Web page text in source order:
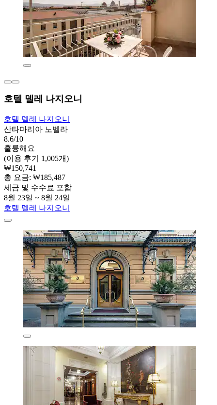
호텔 델레 나지오니
호텔 델레 나지오니
산타마리아 노벨라
8.6/10
훌륭해요
(이용 후기 1,005개)
₩150,741
총 요금: ₩185,487
세금 및 수수료 포함
8월 23일 ~ 8월 24일
호텔 델레 나지오니